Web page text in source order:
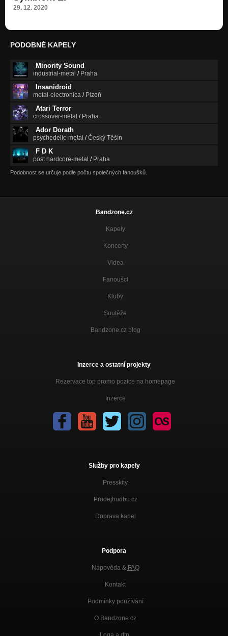
29. 12. 2020
PODOBNÉ KAPELY
Minority Sound
industrial-metal / Praha
Insanidroid
metal-electronica / Plzeň
Atari Terror
crossover-metal / Praha
Ador Dorath
psychedelic-metal /Český Těšín
F D K
post hardcore-metal / Praha
Podobnost se určuje podle počtu společných fanoušků.
Bandzone.cz
Kapely
Koncerty
Videa
Fanoušci
Kluby
Soutěže
Bandzone.cz blog
Inzerce a ostatní projekty
Rezervace top promo pozice na homepage
Inzerce
Služby pro kapely
Presskity
Prodejhudbu.cz
Doprava kapel
Podpora
Nápověda & FAQ
Kontakt
Podmínky používání
O Bandzone.cz